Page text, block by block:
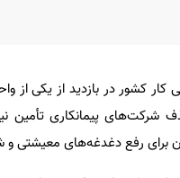
کار کشور در بازدید از یکی از
شرکت‌های پیمانکاری تأمین
رفع دغدغه‌های معیشتی و